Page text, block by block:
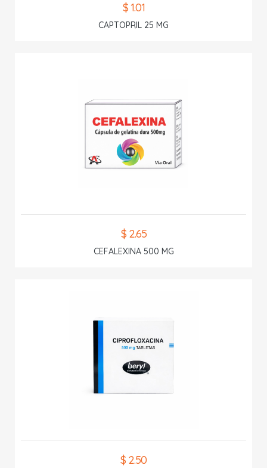
$ 1.01
CAPTOPRIL 25 MG
$ 2.65
CEFALEXINA 500 MG
$ 2.50